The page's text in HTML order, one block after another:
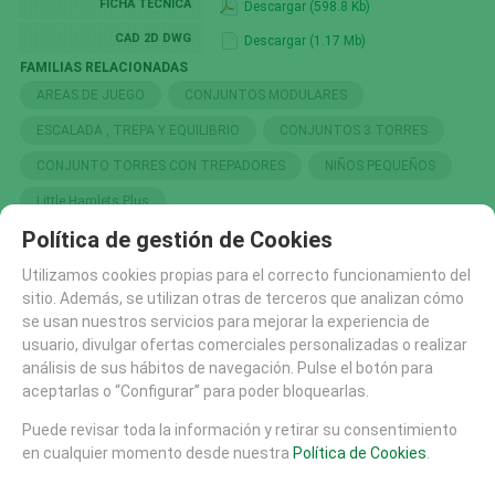
FICHA TÉCNICA Descargar (598.8 Kb)
CAD 2D DWG
Descargar (1.17 Mb)
FAMILIAS RELACIONADAS
AREAS DE JUEGO
CONJUNTOS MODULARES
ESCALADA , TREPA Y EQUILIBRIO CONJUNTOS 3 TORRES
CONJUNTO TORRES CON TREPADORES NIÑOS PEQUEÑOS
Little Hamlets Plus
SOLICITAR MÁS INFO RECOMENDAR
AREAS DE JUEGO
TIROLINAS (27)
CONJUNTOS MODULARES (207)
PANELES Y DIDACTICOS (59)
Política de gestión de Cookies
Utilizamos cookies propias para el correcto funcionamiento del
sitio. Además, se utilizan otras de terceros que analizan cómo
se usan nuestros servicios para mejorar la experiencia de
usuario, divulgar ofertas comerciales personalizadas o realizar
análisis de sus hábitos de navegación. Pulse el botón para
aceptarlas o “Configurar” para poder bloquearlas.
Puede revisar toda la información y retirar su consentimiento
en cualquier momento desde nuestra Política de Cookies